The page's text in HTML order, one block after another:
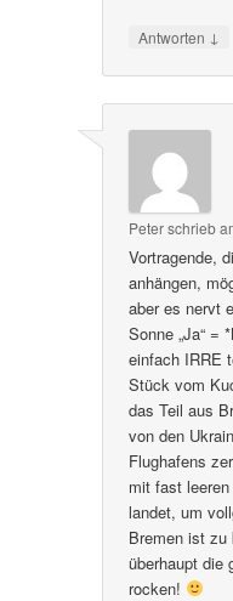
Antworten ↓
Peterschrieb
Vortragende,
anhängen,
aber es nervt
Sonne „Ja“ =
einfach IRRE
Stück vom
das Teil aus
von den
Flughafens
mit fast
landet, um
Bremen ist zu
überhaupt die
rocken!